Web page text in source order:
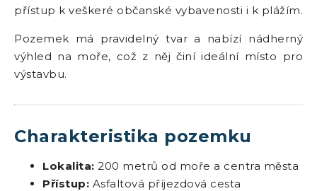
přístup k veškeré občanské vybavenosti i k plážím.
Pozemek má pravidelný tvar a nabízí nádherný
výhled na moře, což z něj činí ideální místo pro
výstavbu.
Charakteristika pozemku
Lokalita: 200 metrů od moře a centra města
Přístup: Asfaltová příjezdová cesta